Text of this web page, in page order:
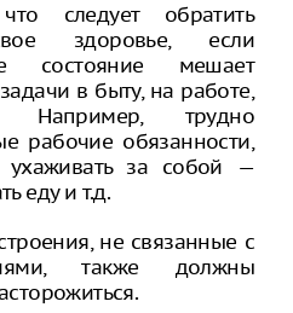
следует обратить
здоровье, если
состояние мешает
в быту, на работе,
Например, трудно
рабочие обязанности,
за собой —
еду и т.д.
не связанные с
также должны